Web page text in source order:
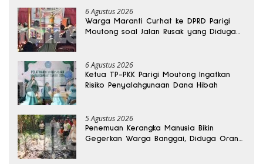
6 Agustus 2026
Warga Maranti Curhat ke DPRD Parigi
Moutong soal Jalan Rusak yang Diduga
6 Agustus 2026
Ketua TP-PKK Parigi Moutong Ingatkan
Risiko Penyalahgunaan Dana Hibah
5 Agustus 2026
Penemuan Kerangka Manusia Bikin
Gegerkan Warga Banggai, Diduga Orang